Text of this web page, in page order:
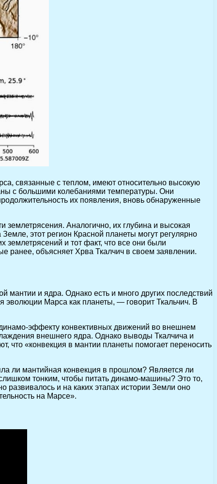
связанные с теплом, имеют относительно высокую
с большими колебаниями температуры. Они
их появления, вновь обнаруженные
Аналогично, их глубина и высокая
этот регион Красной планеты могут регулярно
землетрясений и тот факт, что все они были
ранее, объясняет Хрва Ткалчич в своем заявлении.
мантии и ядра. Однако есть и много других последствий
эволюции Марса как планеты, — говорит Ткальчич. В
динамо-эффекту конвективных движений во внешнем
внешнего ядра. Однако выводы Ткалчича и
что «конвекция в мантии планеты помогает переносить
ли мантийная конвекция в прошлом? Является ли
тонким, чтобы питать динамо-машины? Это то,
развивалось и на каких этапах истории Земли оно
на Марсе».